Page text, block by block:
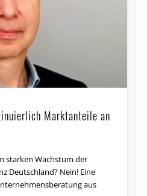
Marktanteile an
starken Wachstum der
Deutschland? Nein! Eine
aus